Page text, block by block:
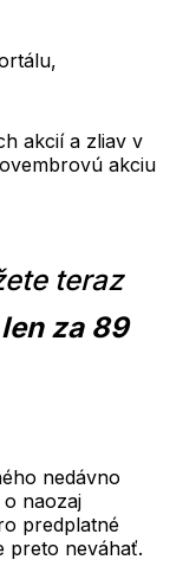
akcií a zliav v
akciu
teraz
za 89
nedávno
naozaj
predplatné
preto neváhať.